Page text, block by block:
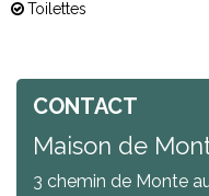
Toilettes
CONTACT
Maison de
3 chemin de Monte